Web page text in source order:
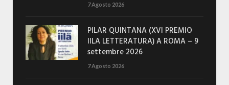
7 Agosto 2026
PILAR QUINTANA (XVI PREMIO
IILA LETTERATURA) A ROMA – 9
settembre 2026
7 Agosto 2026